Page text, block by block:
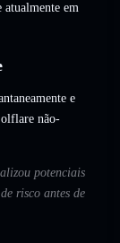
atualmente em
e
não-
potenciais
risco antes de